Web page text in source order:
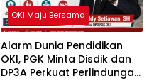
OKI Maju Bersama
Alarm Dunia Pendidikan
OKI, PGK Minta Disdik dan
DP3A Perkuat Perlindungan